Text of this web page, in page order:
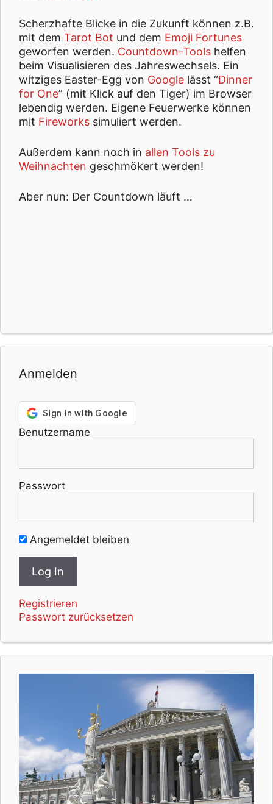
Scherzhafte Blicke in die Zukunft können z.B.
mit dem Tarot Bot und dem Emoji Fortunes
geworfen werden. Countdown-Tools helfen
beim Visualisieren des Jahreswechsels. Ein
witziges Easter-Egg von Google lässt “Dinner
for One” (mit Klick auf den Tiger) im Browser
lebendig werden. Eigene Feuerwerke können
mit Fireworks simuliert werden.
Außerdem kann noch in allen Tools zu
Weihnachten geschmökert werden!
Aber nun: Der Countdown läuft …
Anmelden
Benutzername
Passwort
Angemeldet bleiben
Registrieren
Passwort zurücksetzen